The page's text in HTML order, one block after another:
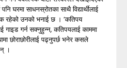
घरमा साधनस्रोतका साथै विद्यार्थीलाई
रहेको उनको भनाई छ । ‘कतिपय
गाइड गर्न सक्नुहुन्न, कतिपयलाई काममा
छोराछोरीलाई पढ्नुपर्छ भनेर कसले
।